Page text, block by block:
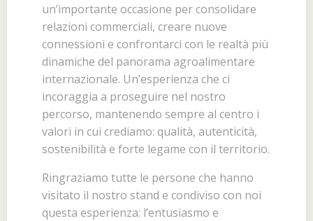
un’importante occasione per consolidare
relazioni commerciali, creare nuove
connessioni e confrontarci con le realtà più
dinamiche del panorama agroalimentare
internazionale. Un’esperienza che ci
incoraggia a proseguire nel nostro
percorso, mantenendo sempre al centro i
valori in cui crediamo: qualità, autenticità,
sostenibilità e forte legame con il territorio.
Ringraziamo tutte le persone che hanno
visitato il nostro stand e condiviso con noi
questa esperienza: l’entusiasmo e